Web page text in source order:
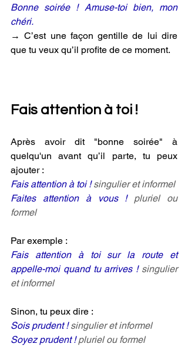
Bonne soirée ! Amuse-toi bien, mon
chéri.
→ C’est une façon gentille de lui dire
que tu veux qu’il profite de ce moment.
Fais attention à toi !
Après avoir dit "bonne soirée" à
quelqu'un avant qu’il parte, tu peux
ajouter :
Fais attention à toi ! singulier et informel
Faites attention à vous ! pluriel ou
formel
Par exemple :
Fais attention à toi sur la route et
appelle-moi quand tu arrives ! singulier
et informel
Sinon, tu peux dire :
Sois prudent ! singulier et informel
Soyez prudent ! pluriel ou formel